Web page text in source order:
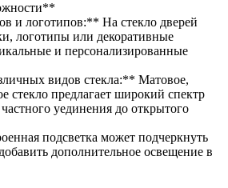
и логотипов:** На стекло дверей
логотипы или декоративные
и персонализированные
видов стекла:** Матовое,
стекло предлагает широкий спектр
уединения до открытого
подсветка может подчеркнуть
дополнительное освещение в